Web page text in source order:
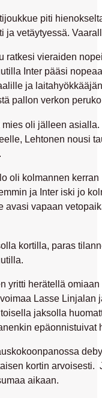
piti
ja vetäytyessä.
ratkesi vieraiden
Inter pääsi
ja
pallon verkon
oli jälleen
Lehtonen nousi
oli kolmannen
ja Inter iski jo
avasi vapaan
kortilla, paras
yritti herätellä
Lasse Linjalan
jaksolla
epäonnistuivat
kortin arvoisesti.
aikaan.